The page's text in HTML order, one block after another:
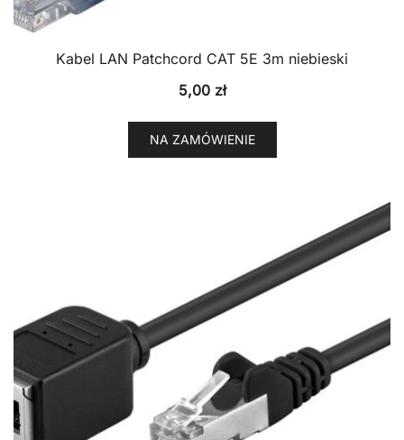
Kabel LAN Patchcord CAT 5E 3m niebieski
5,00 zł
NA ZAMÓWIENIE